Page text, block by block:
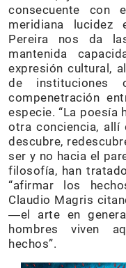
consecuente con
meridiana lucidez
Pereira nos da
mantenida
expresión cultural,
de instituciones
compenetración
especie. “La poesía
otra conciencia, allí
descubre,
ser y no hacia el
filosofía, han
“afirmar los
Claudio Magris
―el arte en
hombres viven
hechos”.